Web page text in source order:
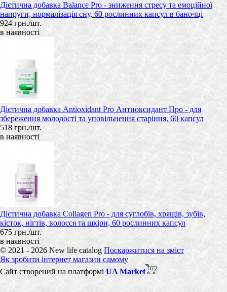
Дієтична добавка Balance Pro - зниження стресу та емоційної
напруги, нормалізація сну, 60 рослинних капсул в баночці
924 грн./шт.
в наявності
Дієтична добавка Antioxidant Pro Антиоксидант Про - для
збереження молодості та уповільнення старіння, 60 капсул
518 грн./шт.
в наявності
Дієтична добавка Collagen Pro - для суглобів, хрящів, зубів,
кісток, нігтів, волосся та шкіри, 60 рослинних капсул
675 грн./шт.
в наявності
© 2021 - 2026 New life catalog Поскаржитися на зміст
Як зробити інтернет магазин самому
Сайт створений на платформі UA Market